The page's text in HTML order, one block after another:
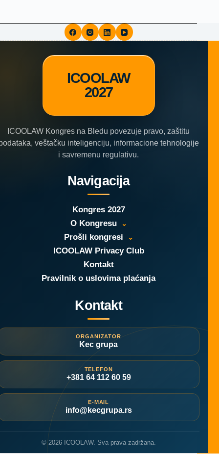
ICOOLAW
2027
ICOOLAW Kongres na Bledu povezuje pravo, zaštitu
veštačku inteligenciju, informacione tehnologije
i savremenu regulativu.
Navigacija
Kongres 2027
O Kongresu
Prošli kongresi
ICOOLAW Privacy Club
Kontakt
Pravilnik o uslovima plaćanja
Kontakt
ORGANIZATOR
Kec grupa
TELEFON
+381 64 112 60 59
E-MAIL
info@kecgrupa.rs
© 2026 ICOOLAW. Sva prava zadržana.